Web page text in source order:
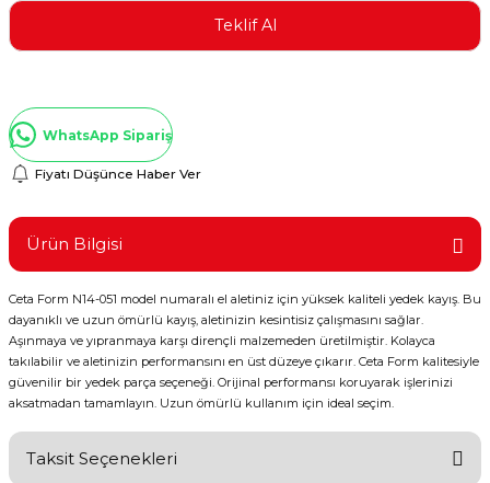
Kaplamalar
Teklif Al
WhatsApp Sipariş
Fiyatı Düşünce Haber Ver
Ürün Bilgisi
Ceta Form N14-051 model numaralı el aletiniz için yüksek kaliteli yedek kayış. Bu
dayanıklı ve uzun ömürlü kayış, aletinizin kesintisiz çalışmasını sağlar.
Aşınmaya ve yıpranmaya karşı dirençli malzemeden üretilmiştir. Kolayca
takılabilir ve aletinizin performansını en üst düzeye çıkarır. Ceta Form kalitesiyle
güvenilir bir yedek parça seçeneği. Orijinal performansı koruyarak işlerinizi
aksatmadan tamamlayın. Uzun ömürlü kullanım için ideal seçim.
Taksit Seçenekleri